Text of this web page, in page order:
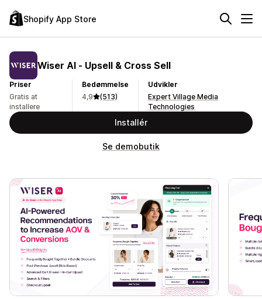
Shopify App Store
Wiser AI ‑ Upsell & Cross Sell
Priser
Gratis at
installere
Bedømmelse
4,9
(513)
Udvikler
Expert Village Media
Technologies
Installér
Se demobutik